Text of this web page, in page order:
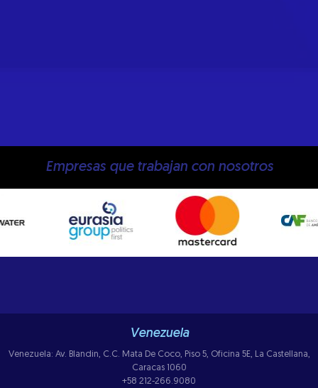
Empresas que trabajan con nosotros
Venezuela
Venezuela: Av. Blandin, C.C. Mata De Coco, Piso 5, Oficina 5E, La Castellana,
Caracas 1060
+58 212-266.9080